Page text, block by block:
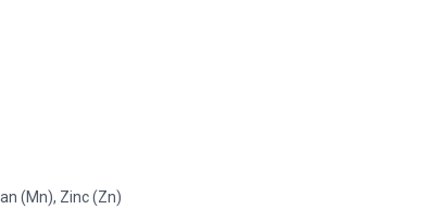
(Mn), Zinc (Zn)